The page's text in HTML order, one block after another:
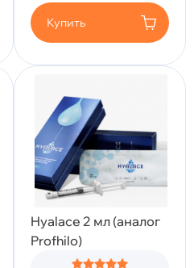
Купить
Hyalace 2 мл (аналог
Profhilo)